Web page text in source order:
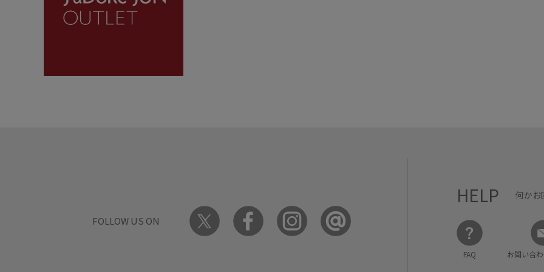
FOLLOW US ON
HELP 何かお
FAQ お問い合